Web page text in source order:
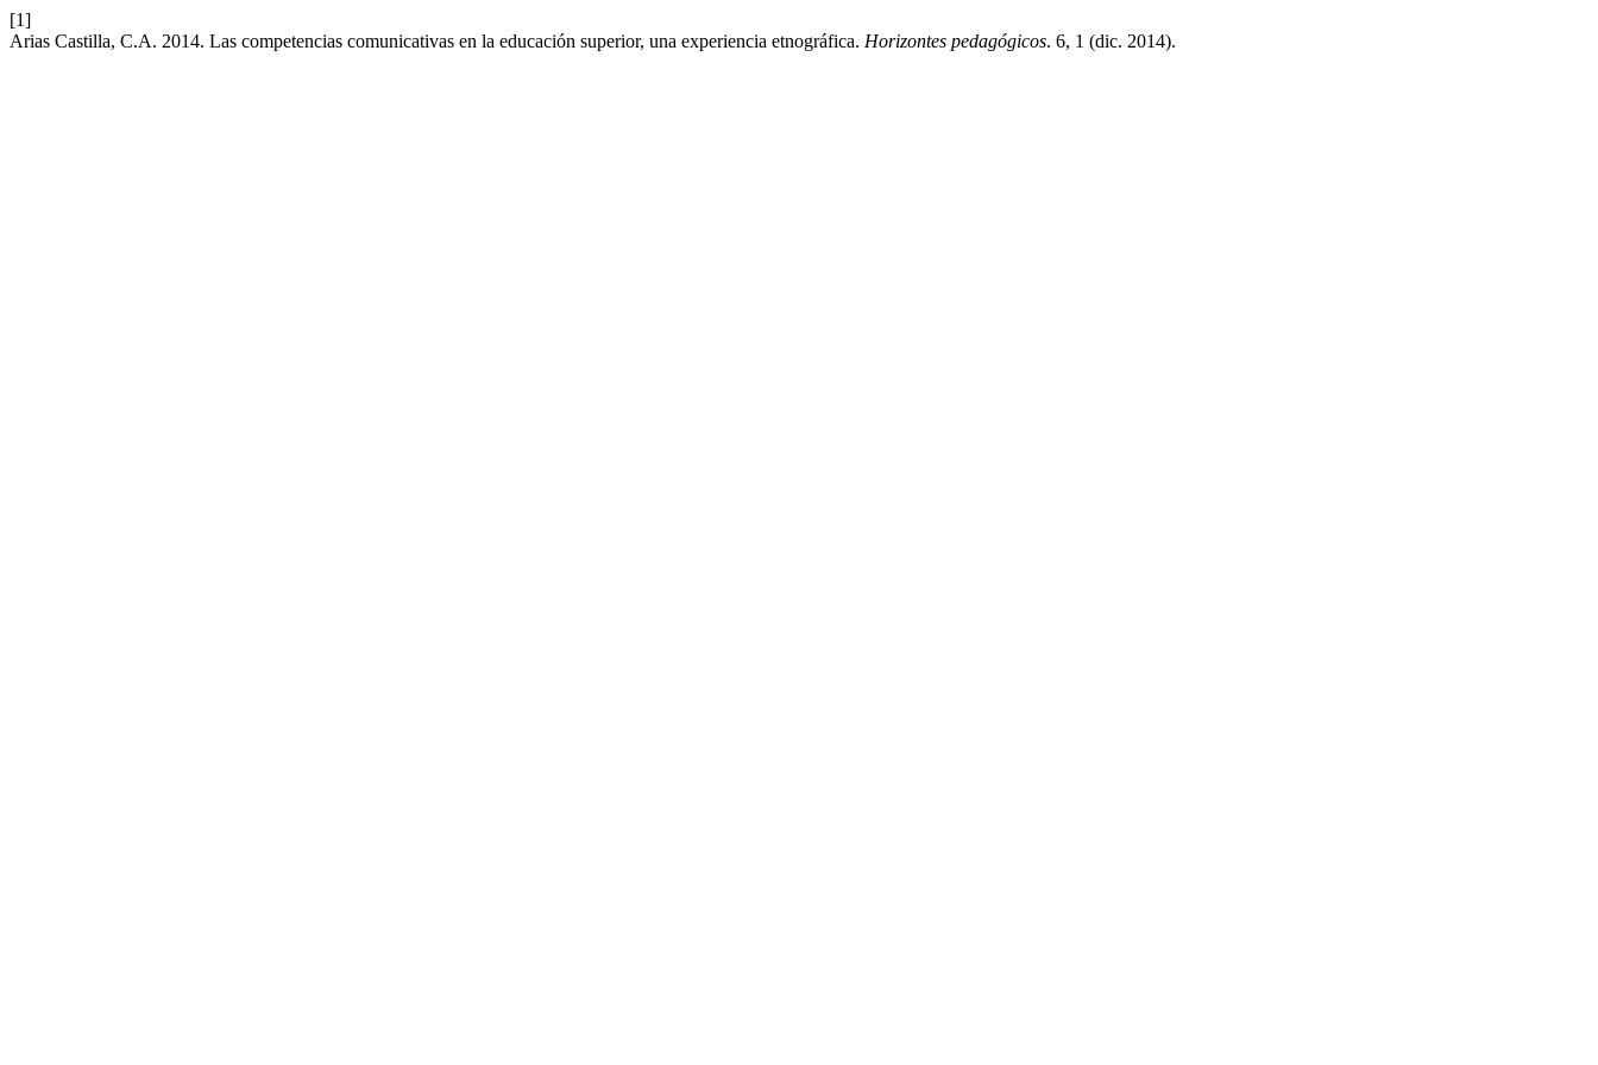
[1]
Arias Castilla, C.A. 2014. Las competencias comunicativas en la educación superior, una experiencia etnográfica. Horizontes pedagógicos. 6, 1 (dic. 2014).